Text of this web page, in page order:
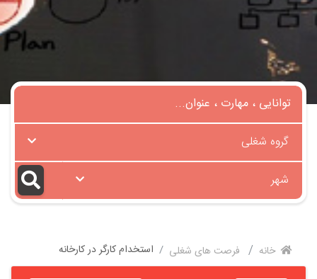
گروه شغلی
شهر
خانه فرصت های شغلی استخدام کارگر در کارخانه